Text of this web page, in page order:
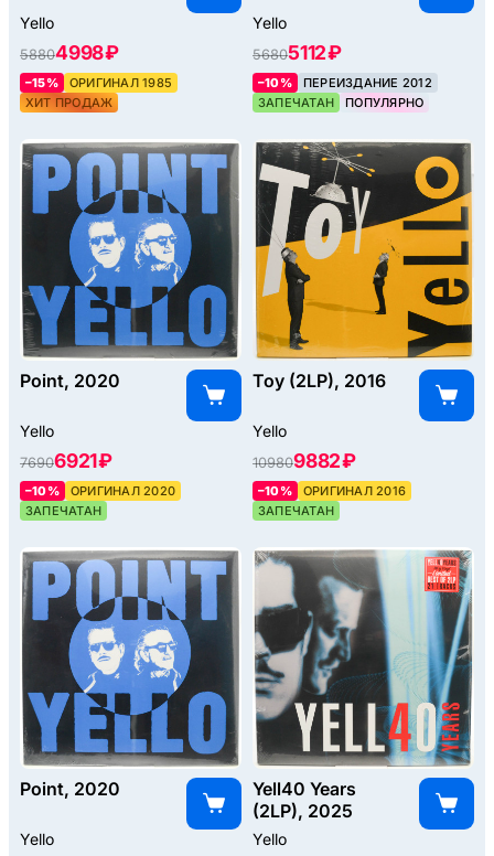
Yello
58804998 ₽
–15%
ОРИГИНАЛ 1985
ХИТ ПРОДАЖ
Yello
56805112 ₽
–10%
ПЕРЕИЗДАНИЕ 2012
ЗАПЕЧАТАН
ПОПУЛЯРНО
Point, 2020
Yello
76906921 ₽
–10%
ОРИГИНАЛ 2020
ЗАПЕЧАТАН
Toy (2LP), 2016
Yello
109809882 ₽
–10%
ОРИГИНАЛ 2016
ЗАПЕЧАТАН
Point, 2020
Yello
Yell40 Years
(2LP), 2025
Yello